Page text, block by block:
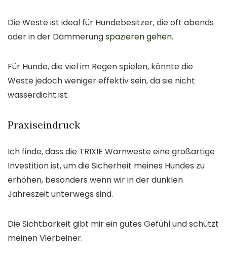
Die Weste ist ideal für Hundebesitzer, die oft abends
oder in der Dämmerungspazieren gehen.
Für Hunde, die viel im Regen spielen, könnte die
Weste jedoch weniger effektiv sein, da sie nicht
wasserdicht ist.
Praxiseindruck
Ich finde, dass die TRIXIE Warnweste eine großartige
Investition ist, um die Sicherheit meines Hundes zu
erhöhen, besonders wenn wir in der dunklen
Jahreszeit unterwegs sind.
Die Sichtbarkeit gibt mir ein gutes Gefühl und schützt
meinen Vierbeiner.